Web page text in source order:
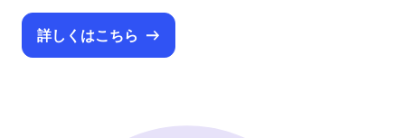
詳しくはこちら